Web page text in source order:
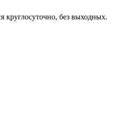
круглосуточно, без выходных.